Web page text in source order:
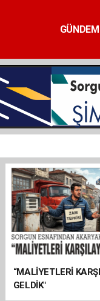
GÜNDEM
“MALİYETLERİ
GELDİK"